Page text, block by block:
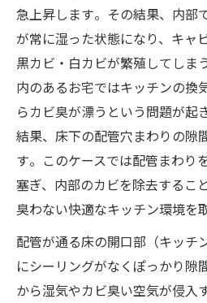
急上昇します​。その結果、内部
が常に湿った状態になり、キャ
黒カビ・白カビが繁殖してしま
内のあるお宅ではキッチンの換
らカビ臭が漂うという問題が起
結果、床下の配管穴まわりの隙
す​。このケースでは配管まわり
塞ぎ、内部のカビを除去するこ
臭わない快適なキッチン環境を
配管が通る床の開口部（キッチ
にシーリングがなくぽっかり隙
から湿気やカビ臭い空気が侵入